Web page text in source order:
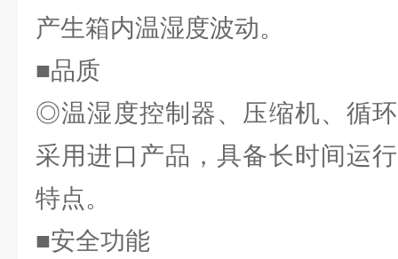
产生箱内温湿度波动。
■品质
◎温湿度控制器、压缩机、循
采用进口产品，具备长时间运
特点。
■安全功能